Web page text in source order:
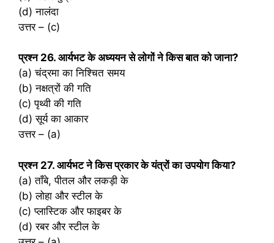
(d) नालंदा
उत्तर – (c)
प्रश्‍न 26. आर्यभट के अध्ययन से लोगों ने किस बात को जाना?
(a) चंद्रमा का निश्चित समय
(b) नक्षत्रों की गति
(c) पृथ्वी की गति
(d) सूर्य का आकार
उत्तर – (a)
प्रश्‍न 27. आर्यभट ने किस प्रकार के यंत्रों का उपयोग किया?
(a) ताँबे, पीतल और लकड़ी के
(b) लोहा और स्टील के
(c) प्लास्टिक और फाइबर के
(d) रबर और स्टील के